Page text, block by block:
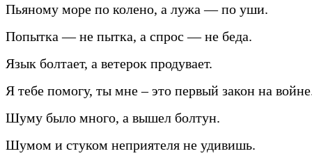
Пьяному море по колено, а лужа — по уши.
Попытка — не пытка, а спрос — не беда.
Язык болтает, а ветерок продувает.
Я тебе помогу, ты мне – это первый закон на
Шуму было много, а вышел болтун.
Шумом и стуком неприятеля не удивишь.